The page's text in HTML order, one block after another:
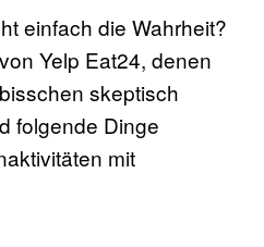
einfach die Wahrheit?
Yelp Eat24, denen
skeptisch
folgende Dinge
mit